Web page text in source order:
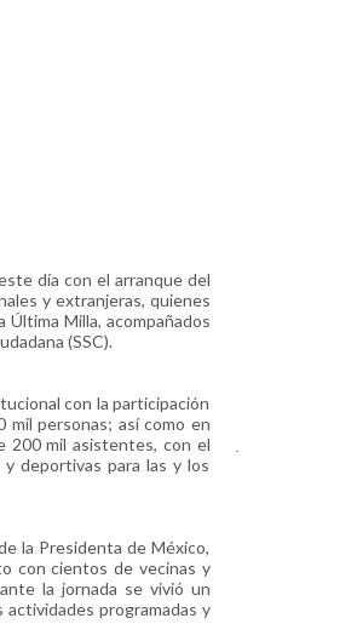
día con el arranque del
y extranjeras, quienes
Milla, acompañados
(SSC).
con la participación
mil personas; así como en
200 mil asistentes, con el
deportivas para las y los
la Presidenta de México,
con cientos de vecinas y
la jornada se vivió un
programadas y
.